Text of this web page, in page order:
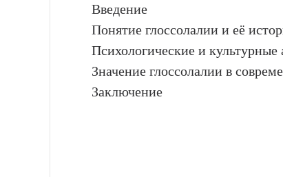
Введение
Понятие глоссолалии и её
Психологические и культурные
Значение глоссолалии в
Заключение